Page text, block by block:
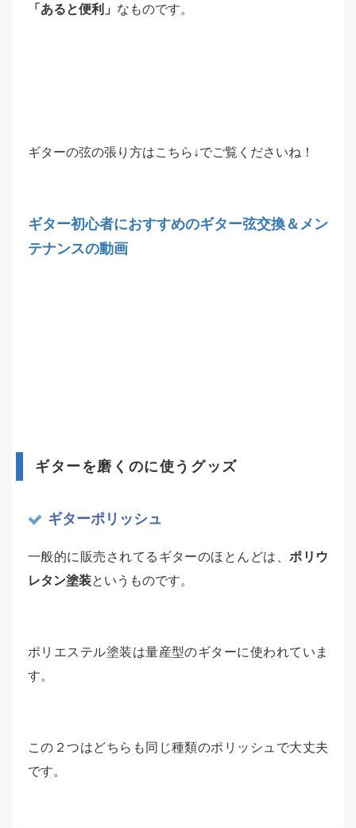
「あると便利」 なものです。
ギターの弦の張り方はこちら↓でご覧くださいね！
ギター初心者におすすめのギター弦交換＆メン
テナンスの動画
ギターを磨くのに使うグッズ
ギターポリッシュ
一般的に販売されてるギターのほとんどは、ポリウ
レタン塗装というものです。
ポリエステル塗装は量産型のギターに使われていま
す。
この２つはどちらも同じ種類のポリッシュで大丈夫
です。